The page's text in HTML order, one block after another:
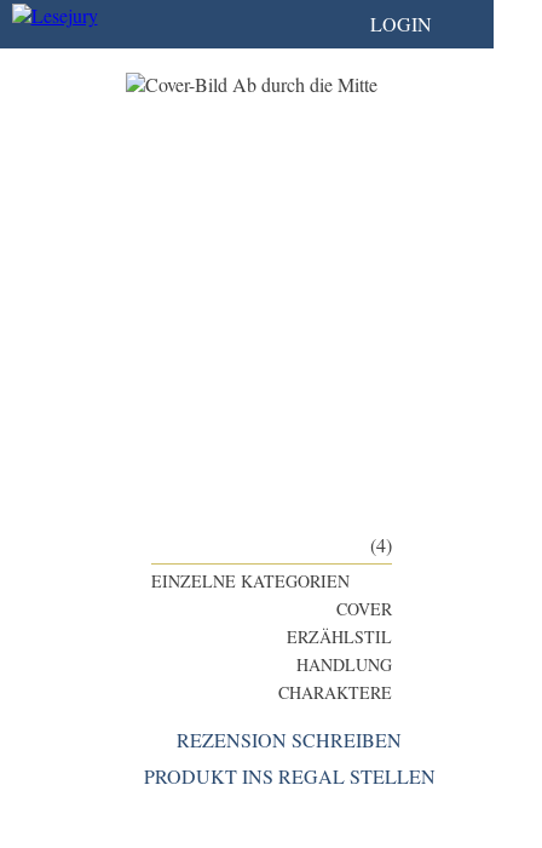
LOGIN
(4)
EINZELNE KATEGORIEN
COVER
ERZÄHLSTIL
HANDLUNG
CHARAKTERE
REZENSION SCHREIBEN
PRODUKT INS REGAL STELLEN